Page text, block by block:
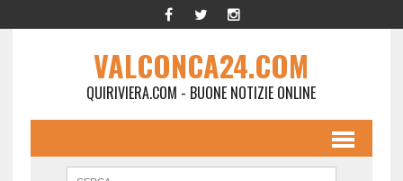
VALCONCA24.COM
QUIRIVIERA.COM - BUONE NOTIZIE ONLINE